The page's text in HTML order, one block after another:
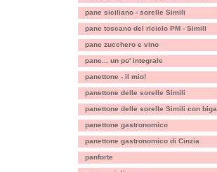
pane siciliano - sorelle Simili
pane toscano del riciclo PM - Simili
pane zucchero e vino
pane... un po' integrale
panettone - il mio!
panettone delle sorelle Simili
panettone delle sorelle Simili con biga
panettone gastronomico
panettone gastronomico di Cinzia
panforte